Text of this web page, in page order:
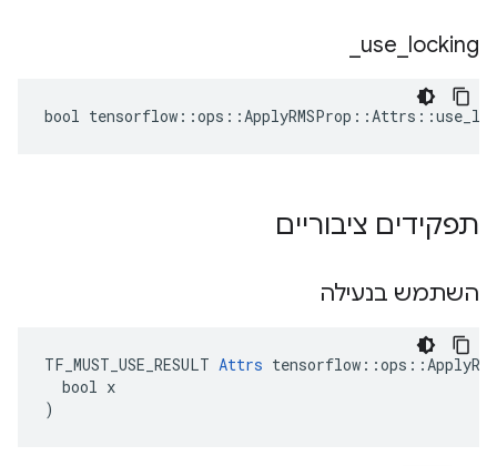
use locking
bool
תפקידים ציבוריים
השתמש בנעילה
TF_MUST_USE_RESULT Attrs
  bool x
)